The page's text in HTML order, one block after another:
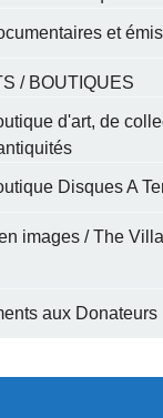
et
/ BOUTIQUES
d'art, de
Disques A
images / The
aux Donateurs